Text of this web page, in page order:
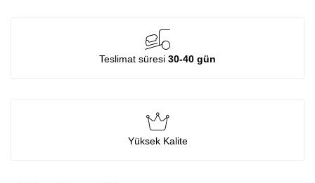
Teslimat süresi 30-40 gün
Yüksek Kalite